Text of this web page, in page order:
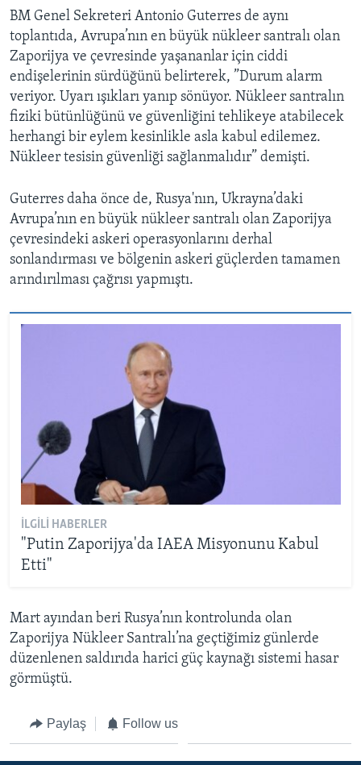
BM Genel Sekreteri Antonio Guterres de aynı
toplantıda, Avrupa’nın en büyük nükleer santralı olan
Zaporijya ve çevresinde yaşananlar için ciddi
endişelerinin sürdüğünü belirterek, ”Durum alarm
veriyor. Uyarı ışıkları yanıp sönüyor. Nükleer santralın
fiziki bütünlüğünü ve güvenliğini tehlikeye atabilecek
herhangi bir eylem kesinlikle asla kabul edilemez.
Nükleer tesisin güvenliği sağlanmalıdır” demişti.
Guterres daha önce de, Rusya'nın, Ukrayna’daki
Avrupa’nın en büyük nükleer santralı olan Zaporijya
çevresindeki askeri operasyonlarını derhal
sonlandırması ve bölgenin askeri güçlerden tamamen
arındırılması çağrısı yapmıştı.
İLGILI HABERLER
"Putin Zaporijya'da IAEA Misyonunu Kabul
Etti"
Mart ayından beri Rusya’nın kontrolunda olan
Zaporijya Nükleer Santralı’na geçtiğimiz günlerde
düzenlenen saldırıda harici güç kaynağı sistemi hasar
görmüştü.
Paylaş Follow us